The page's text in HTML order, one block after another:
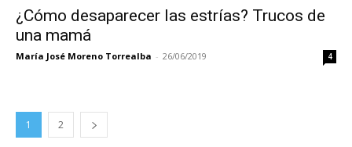
¿Cómo desaparecer las estrías? Trucos de
una mamá
María José Moreno Torrealba - 26/06/2019 4
1 2